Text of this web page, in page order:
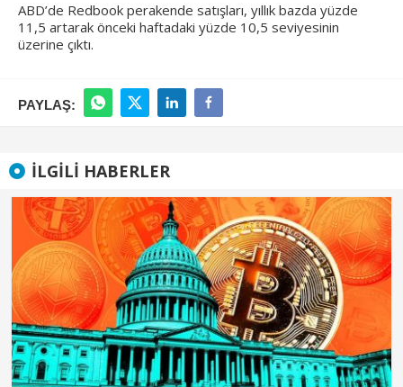
ABD’de Redbook perakende satışları, yıllık bazda yüzde
11,5 artarak önceki haftadaki yüzde 10,5 seviyesinin
üzerine çıktı.
PAYLAŞ:
İLGILI HABERLER